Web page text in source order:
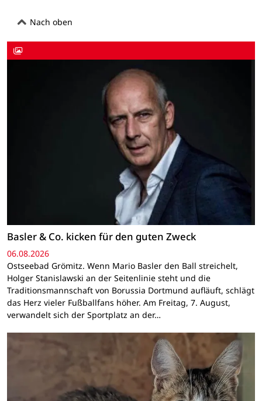
Nach oben
Basler & Co. kicken für den guten Zweck
06.08.2026
Ostseebad Grömitz. Wenn Mario Basler den Ball streichelt,
Holger Stanislawski an der Seitenlinie steht und die
Traditionsmannschaft von Borussia Dortmund aufläuft, schlägt
das Herz vieler Fußballfans höher. Am Freitag, 7. August,
verwandelt sich der Sportplatz an der…